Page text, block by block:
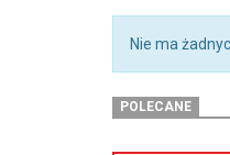
Nie ma
POLECANE